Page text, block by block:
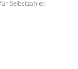
Selbstzahler.